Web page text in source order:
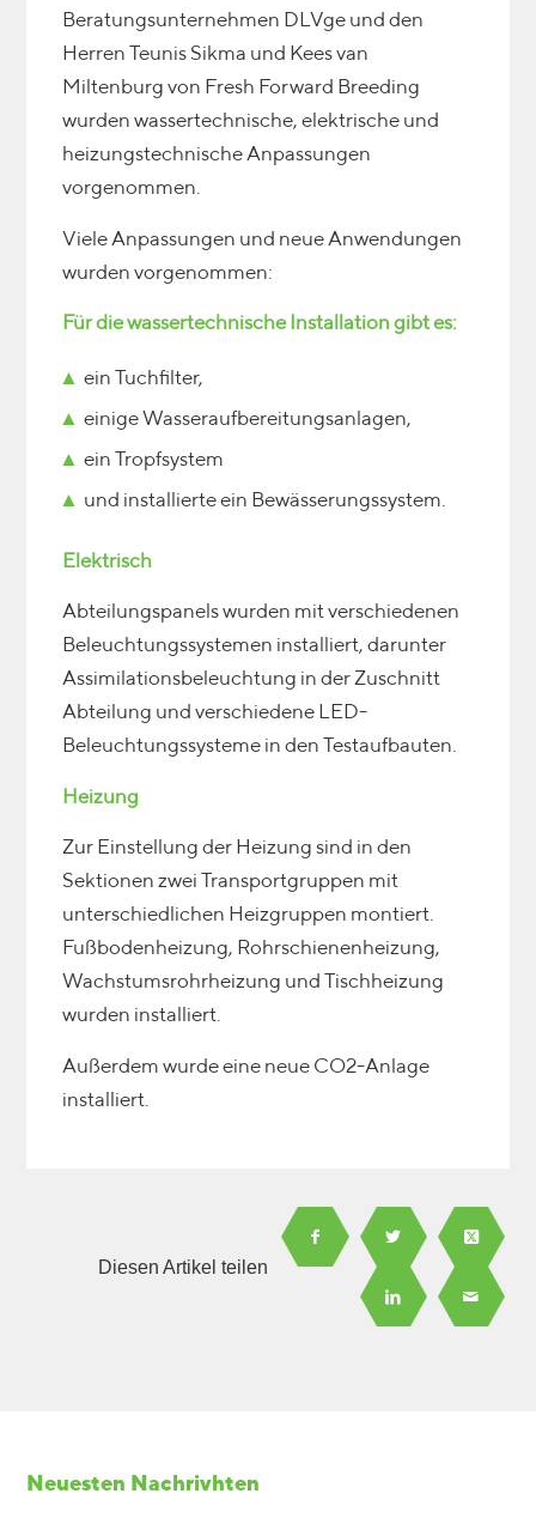
Beratungsunternehmen DLVge und den
Herren Teunis Sikma und Kees van
Miltenburg von Fresh Forward Breeding
wurden wassertechnische, elektrische und
heizungstechnische Anpassungen
vorgenommen.
Viele Anpassungen und neue Anwendungen
wurden vorgenommen:
Für die wassertechnische Installation gibt es:
ein Tuchfilter,
einige Wasseraufbereitungsanlagen,
ein Tropfsystem
und installierte ein Bewässerungssystem.
Elektrisch
Abteilungspanels wurden mit verschiedenen
Beleuchtungssystemen installiert, darunter
Assimilationsbeleuchtung in der Zuschnitt
Abteilung und verschiedene LED-
Beleuchtungssysteme in den Testaufbauten.
Heizung
Zur Einstellung der Heizung sind in den
Sektionen zwei Transportgruppen mit
unterschiedlichen Heizgruppen montiert.
Fußbodenheizung, Rohrschienenheizung,
Wachstumsrohrheizung und Tischheizung
wurden installiert.
Außerdem wurde eine neue CO2-Anlage
installiert.
Diesen Artikel teilen
Neuesten Nachrivhten